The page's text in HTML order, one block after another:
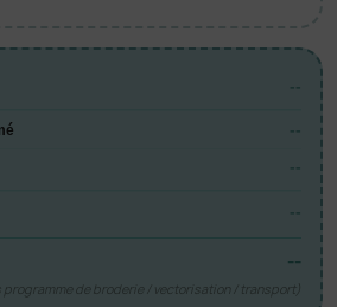
--
--
--
--
--
programme de broderie / vectorisation / transport)